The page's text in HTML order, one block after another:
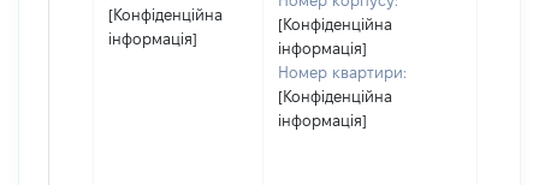
[Конфіденційна
інформація]
[Конфіденційна
інформація]
Номер квартири:
[Конфіденційна
інформація]